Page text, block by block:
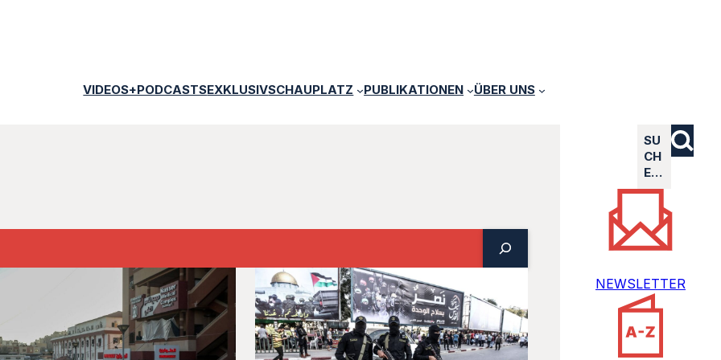
VIDEOS+PODCASTSEXKLUSIVSCHAUPLATZ PUBLIKATIONEN ÜBER UNS
SU
CH
E…
NEWSLETTER